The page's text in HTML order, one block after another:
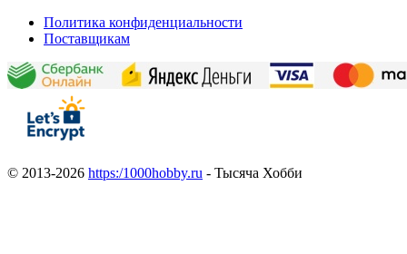
Политика конфиденциальности
Поставщикам
© 2013-2026 https:/1000hobby.ru - Тысяча Хобби